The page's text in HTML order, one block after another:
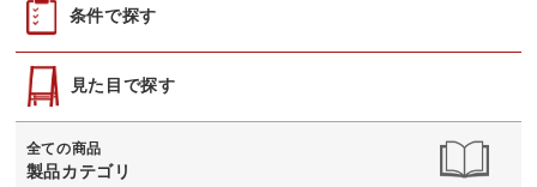
条件で探す
見た目で探す
全ての商品
製品カテゴリ